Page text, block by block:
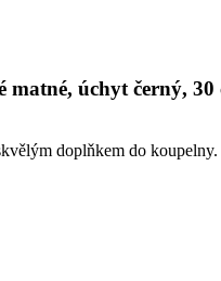
matné, úchyt černý, 30
doplňkem do